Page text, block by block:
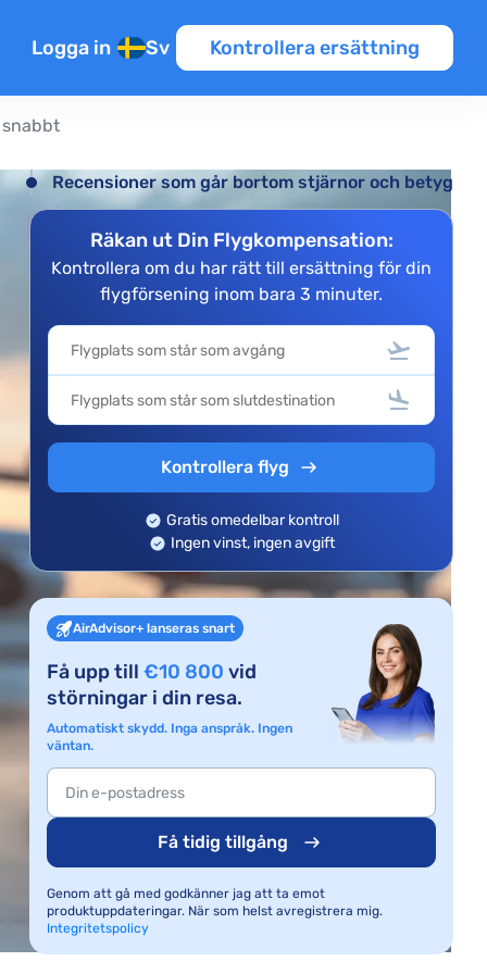
Logga in Sv Kontrollera ersättning
snabbt
Recensioner som går bortom stjärnor och betyg
Räkan ut Din Flygkompensation:
Kontrollera om du har rätt till ersättning för din
flygförsening inom bara 3 minuter.
Kontrollera flyg
Gratis omedelbar kontroll
Ingen vinst, ingen avgift
AirAdvisor+ lanseras snart
Få upp till €10 800 vid
störningar i din resa.
Automatiskt skydd. Inga anspråk. Ingen
väntan.
Få tidig tillgång
Genom att gå med godkänner jag att ta emot
produktuppdateringar. När som helst avregistrera mig.
Integritetspolicy